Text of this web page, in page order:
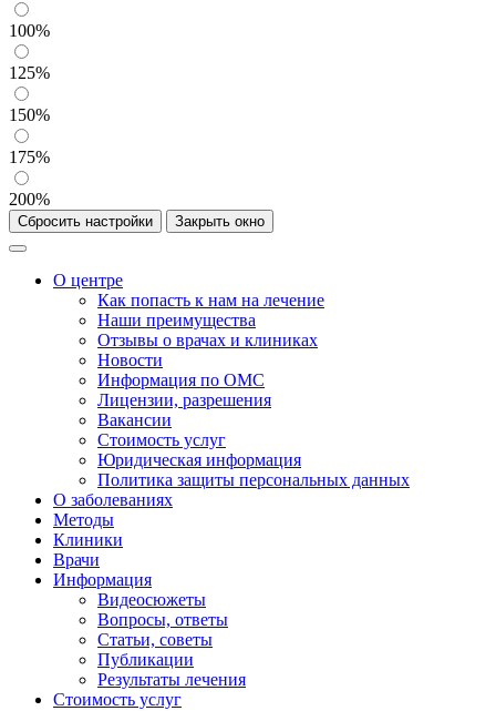
100%
125%
150%
175%
200%
Сбросить настройки Закрыть окно
О центре
Как попасть к нам на лечение
Наши преимущества
Отзывы о врачах и клиниках
Новости
Информация по ОМС
Лицензии, разрешения
Вакансии
Стоимость услуг
Юридическая информация
Политика защиты персональных данных
О заболеваниях
Методы
Клиники
Врачи
Информация
Видеосюжеты
Вопросы, ответы
Статьи, советы
Публикации
Результаты лечения
Стоимость услуг